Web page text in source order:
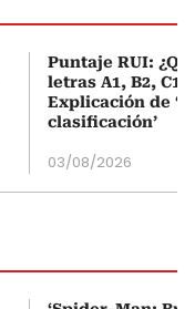
Puntaje RUI:
letras A1, B2, C1
Explicación de
clasificación’
03/08/2026